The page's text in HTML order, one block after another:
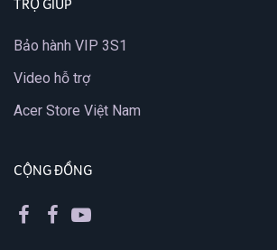
TRỢ GIÚP
Bảo hành VIP 3S1
Video hỗ trợ
Acer Store Việt Nam
CỘNG ĐỒNG